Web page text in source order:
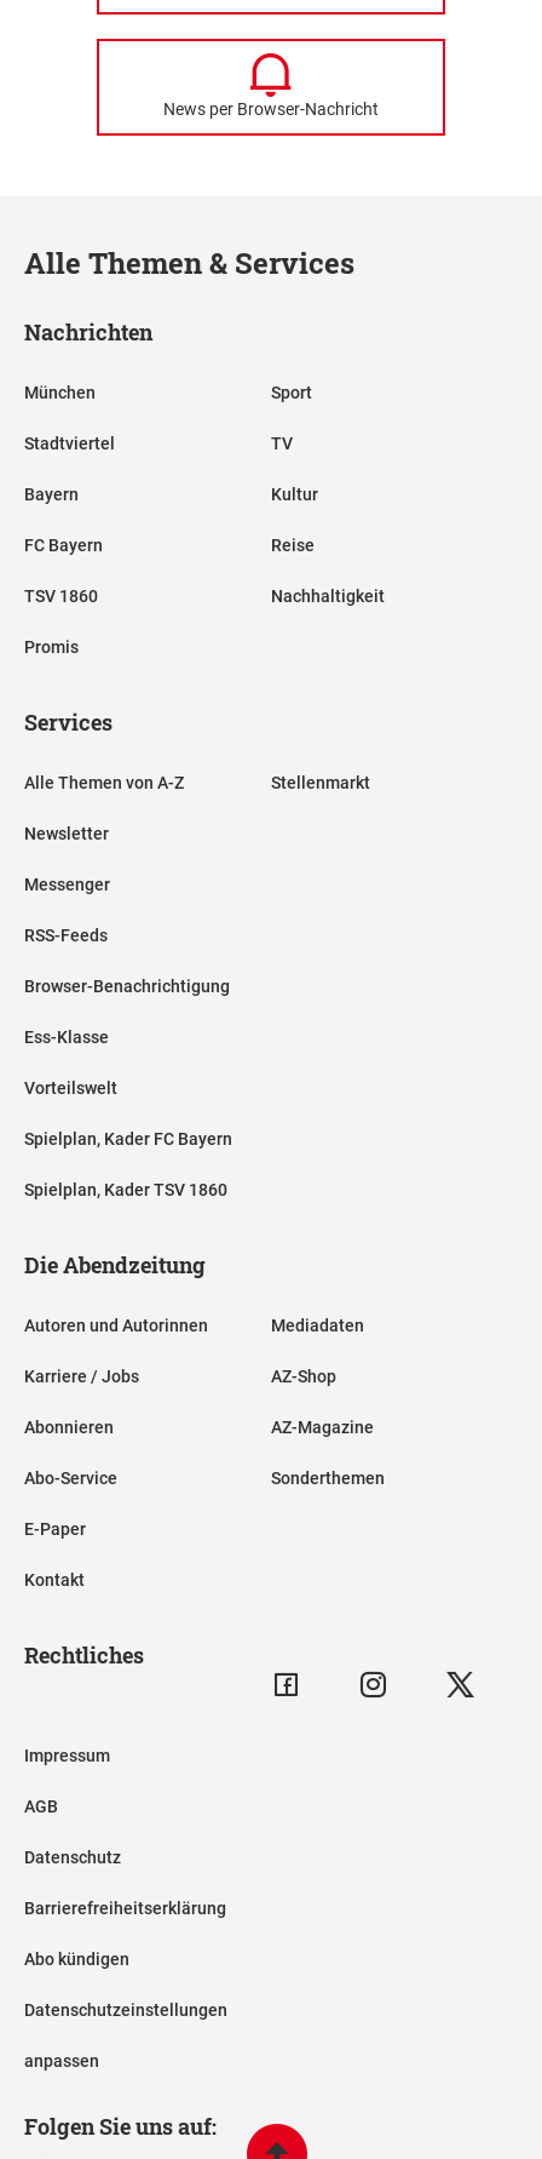
News per Browser-Nachricht
Alle Themen & Services
Nachrichten
München
Stadtviertel
Bayern
FC Bayern
TSV 1860
Promis
Sport
TV
Kultur
Reise
Nachhaltigkeit
Services
Alle Themen von A-Z
Newsletter
Messenger
RSS-Feeds
Browser-Benachrichtigung
Ess-Klasse
Vorteilswelt
Spielplan, Kader FC Bayern
Spielplan, Kader TSV 1860
Stellenmarkt
Die Abendzeitung
Autoren und Autorinnen
Karriere / Jobs
Abonnieren
Abo-Service
E-Paper
Kontakt
Mediadaten
AZ-Shop
AZ-Magazine
Sonderthemen
Rechtliches
Impressum
AGB
Datenschutz
Barrierefreiheitserklärung
Abo kündigen
Datenschutzeinstellungen
anpassen
Folgen Sie uns auf: